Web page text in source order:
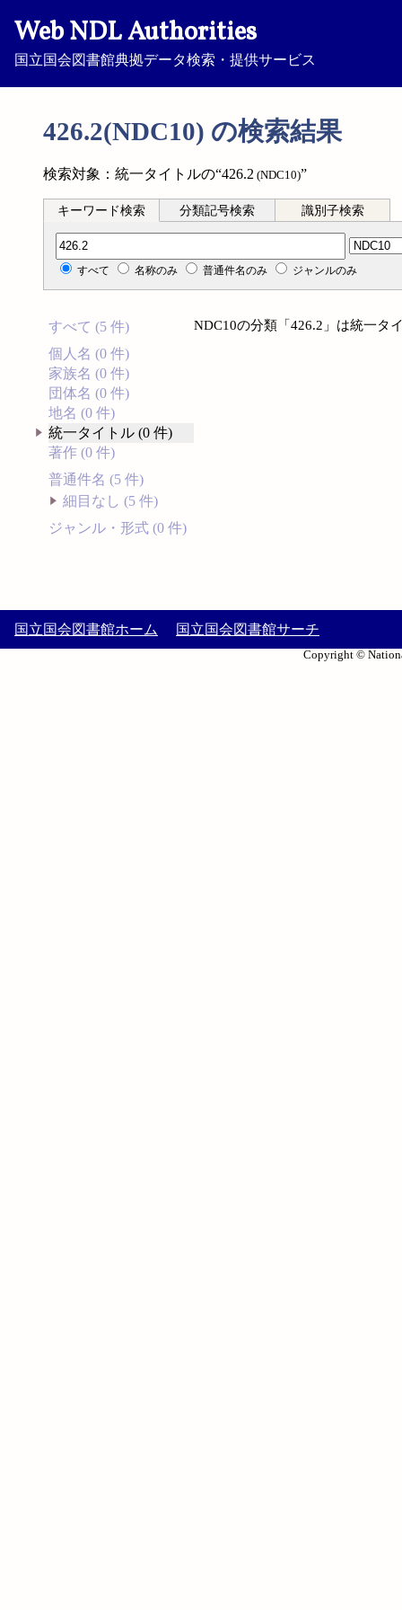
Web NDL Authorities
国立国会図書館典拠データ検索・提供サービス
426.2(NDC10) の検索結果
検索対象：統一タイトルの“426.2 (NDC10)”
キーワード検索 分類記号検索 識別子検索
分類記号検索
すべて 名称のみ 普通件名のみ ジャンルのみ
すべて (5 件)
個人名 (0 件)
家族名 (0 件)
団体名 (0 件)
地名 (0 件)
統一タイトル (0 件)
著作 (0 件)
普通件名 (5 件)
細目なし (5 件)
ジャンル・形式 (0 件)
NDC10の分類「426.2」は統一タ
国立国会図書館ホーム 国立国会図書館サーチ
Copyright ©